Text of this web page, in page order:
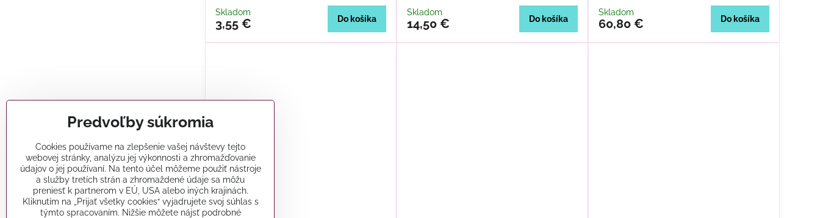
Skladom
3,55 € Do košíka
Skladom
14,50 € Do košíka
Skladom
60,80 € Do košíka
Predvoľby súkromia
Cookies používame na zlepšenie vašej návštevy tejto
webovej stránky, analýzu jej výkonnosti a zhromažďovanie
údajov o jej používaní. Na tento účel môžeme použiť nástroje
a služby tretích strán a zhromaždené údaje sa môžu
preniesť k partnerom v EÚ, USA alebo iných krajinách.
Kliknutím na „Prijať všetky cookies“ vyjadrujete svoj súhlas s
týmto spracovaním. Nižšie môžete nájsť podrobné